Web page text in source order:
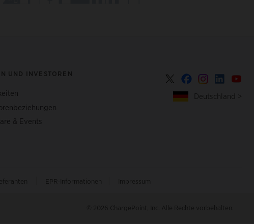
UND INVESTOREN
& Events
Deutschland >
EPR-Informationen Impressum